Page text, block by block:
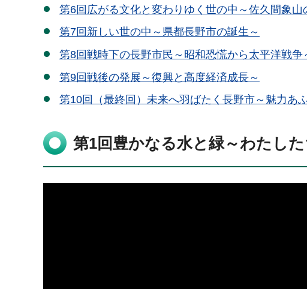
第6回広がる文化と変わりゆく世の中～佐久間象山
第7回新しい世の中～県都長野市の誕生～
第8回戦時下の長野市民～昭和恐慌から太平洋戦争
第9回戦後の発展～復興と高度経済成長～
第10回（最終回）未来へ羽ばたく長野市～魅力あ
第1回豊かなる水と緑～わたし